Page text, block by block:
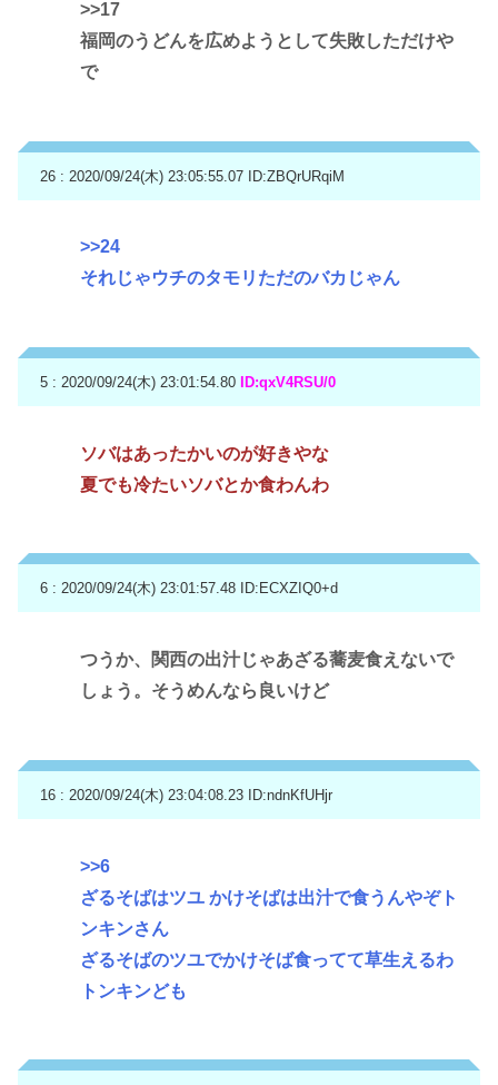
>>17
福岡のうどんを広めようとして失敗しただけや
で
26 : 2020/09/24(木) 23:05:55.07 ID:ZBQrURqiM
>>24
それじゃウチのタモリただのバカじゃん
5 : 2020/09/24(木) 23:01:54.80 ID:qxV4RSU/0
ソバはあったかいのが好きやな
夏でも冷たいソバとか食わんわ
6 : 2020/09/24(木) 23:01:57.48 ID:ECXZIQ0+d
つうか、関西の出汁じゃあざる蕎麦食えないで
しょう。そうめんなら良いけど
16 : 2020/09/24(木) 23:04:08.23 ID:ndnKfUHjr
>>6
ざるそばはツユ かけそばは出汁で食うんやぞト
ンキンさん
ざるそばのツユでかけそば食ってて草生えるわ
トンキンども